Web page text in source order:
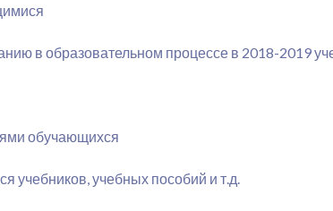
в образовательном процессе в 2018-2019
обучающихся
учебников, учебных пособий и т.д.